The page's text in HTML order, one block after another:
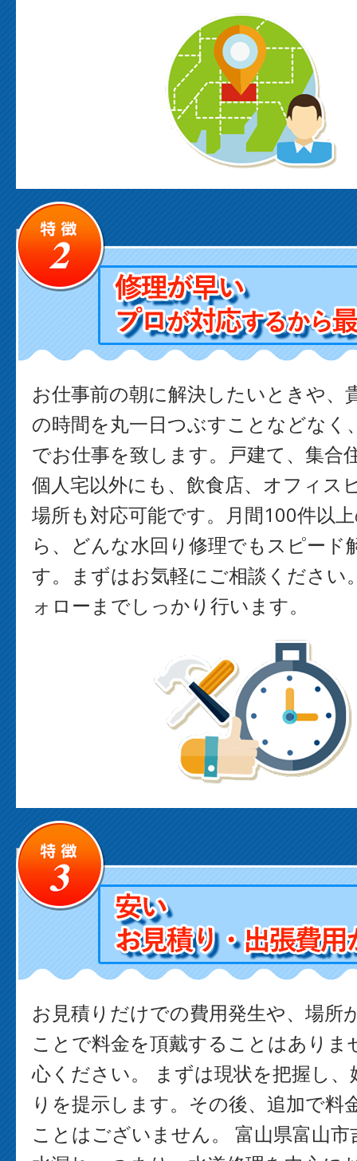
お仕事前の朝に解決したいときや、
の時間を丸一日つぶすことなどなく
でお仕事を致します。戸建て、集合
個人宅以外にも、飲食店、オフィス
場所も対応可能です。月間100件以
ら、どんな水回り修理でもスピード
す。まずはお気軽にご相談ください
ォローまでしっかり行います。
お見積りだけでの費用発生や、場所
ことで料金を頂戴することはありま
心ください。 まずは現状を把握し
りを提示します。その後、追加で料
ことはございません。 富山県富山